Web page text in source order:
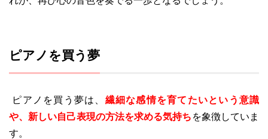
ピアノを買う夢
ピアノを買う夢は、 繊細な感情を育てたいという意識
や、新しい自己表現の方法を求める気持ち を象徴していま
す。